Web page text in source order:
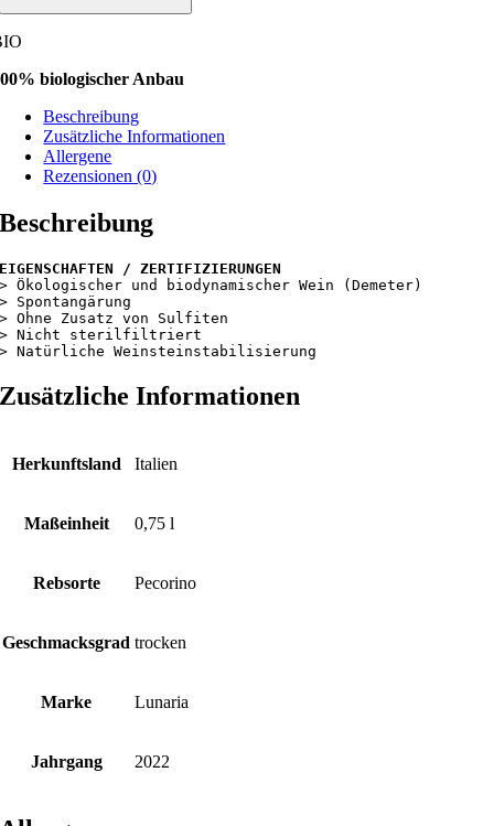
biologischer Anbau
Beschreibung
Zusätzliche Informationen
Allergene
Rezensionen (0)
Beschreibung
EIGENSCHAFTEN / ZERTIFIZIERUNGEN
> Ökologischer und biodynamischer Wein (Demeter)
> Spontangärung
> Ohne Zusatz von Sulfiten
> Nicht sterilfiltriert
Zusätzliche Informationen
Herkunftsland Italien
Maßeinheit 0,75 l
Rebsorte Pecorino
Geschmacksgrad trocken
Marke Lunaria
Jahrgang 2022